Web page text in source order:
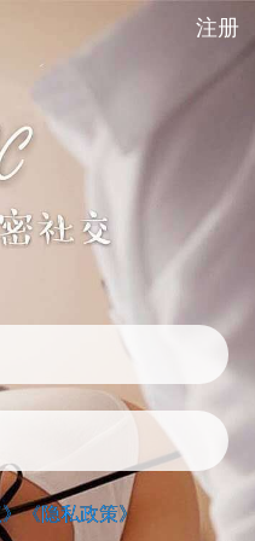
注册
《隐私政策》